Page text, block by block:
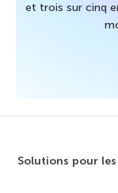
et trois sur cinq
Solutions pour